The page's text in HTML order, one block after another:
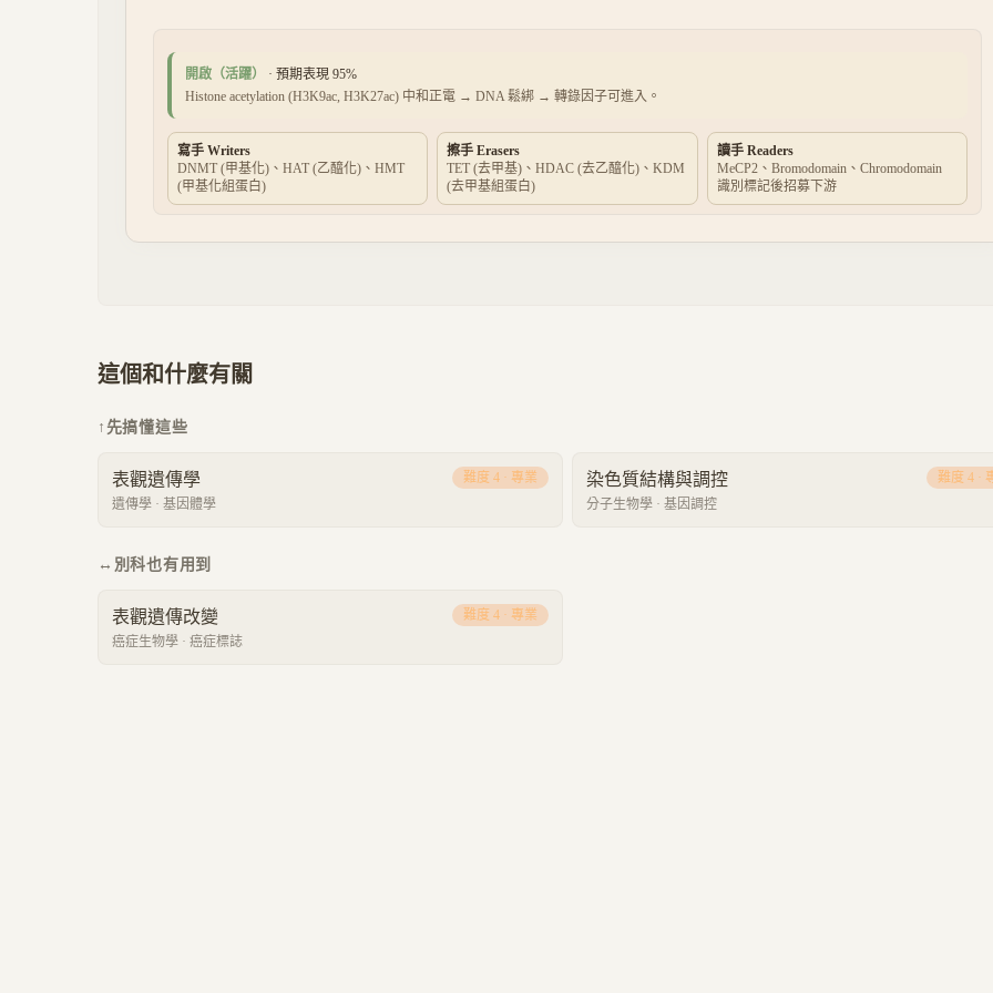
開啟（活躍） · 預期表現 95%
Histone acetylation (H3K9ac, H3K27ac) 中和正電 → DNA 鬆綁 → 轉錄因子可進入。
寫手 Writers
DNMT (甲基化)、HAT (乙醯化)、HMT
(甲基化組蛋白)
擦手 Erasers
TET (去甲基)、HDAC (去乙醯化)、KDM
(去甲基組蛋白)
讀手 Readers
MeCP2、Bromodomain、Chromodomain
識別標記後招募下游
這個和什麼有關
↑ 先搞懂這些
表觀遺傳學
遺傳學 · 基因體學
難度 4 · 專業 染色質結構與調控
分子生物學 · 基因調控
難度 4 ·
↔ 別科也有用到
表觀遺傳改變
癌症生物學 · 癌症標誌
難度 4 · 專業